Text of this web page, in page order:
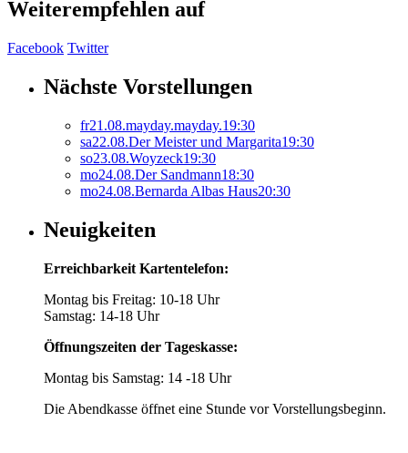
Weiterempfehlen auf
Facebook Twitter
Nächste Vorstellungen
fr21.08.mayday.mayday.19:30
sa22.08.Der Meister und Margarita19:30
so23.08.Woyzeck19:30
mo24.08.Der Sandmann18:30
mo24.08.Bernarda Albas Haus20:30
Neuigkeiten
Erreichbarkeit Kartentelefon:
Montag bis Freitag: 10-18 Uhr
Samstag: 14-18 Uhr
Öffnungszeiten der Tageskasse:
Montag bis Samstag: 14 -18 Uhr
Die Abendkasse öffnet eine Stunde vor Vorstellungsbeginn.